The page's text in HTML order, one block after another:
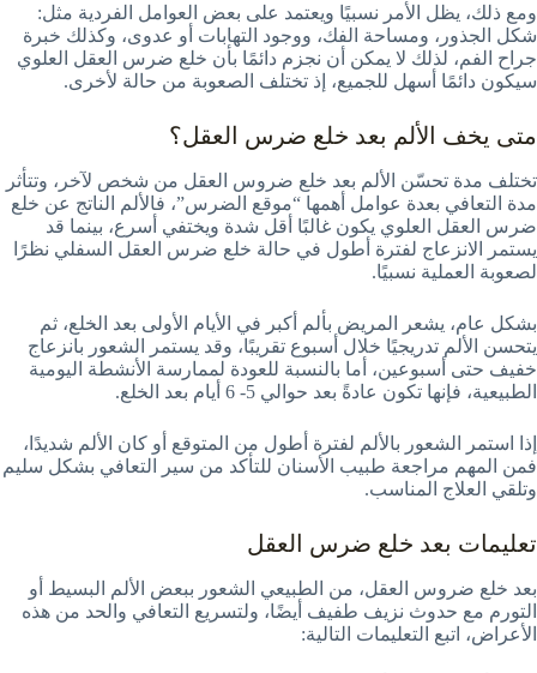
ومع ذلك، يظل الأمر نسبيًا ويعتمد على بعض العوامل الفردية مثل:
شكل الجذور، ومساحة الفك، ووجود التهابات أو عدوى، وكذلك خبرة
جراح الفم، لذلك لا يمكن أن نجزم دائمًا بأن خلع ضرس العقل العلوي
سيكون دائمًا أسهل للجميع، إذ تختلف الصعوبة من حالة لأخرى.
متى يخف الألم بعد خلع ضرس العقل؟
تختلف مدة تحسّن الألم بعد خلع ضروس العقل من شخص لآخر، وتتأثر
مدة التعافي بعدة عوامل أهمها “موقع الضرس”، فالألم الناتج عن خلع
ضرس العقل العلوي يكون غالبًا أقل شدة ويختفي أسرع، بينما قد
يستمر الانزعاج لفترة أطول في حالة خلع ضرس العقل السفلي نظرًا
لصعوبة العملية نسبيًا.
بشكل عام، يشعر المريض بألم أكبر في الأيام الأولى بعد الخلع، ثم
يتحسن الألم تدريجيًا خلال أسبوع تقريبًا، وقد يستمر الشعور بانزعاج
خفيف حتى أسبوعين، أما بالنسبة للعودة لممارسة الأنشطة اليومية
الطبيعية، فإنها تكون عادةً بعد حوالي 5- 6 أيام بعد الخلع.
إذا استمر الشعور بالألم لفترة أطول من المتوقع أو كان الألم شديدًا،
فمن المهم مراجعة طبيب الأسنان للتأكد من سير التعافي بشكل سليم
وتلقي العلاج المناسب.
تعليمات بعد خلع ضرس العقل
بعد خلع ضروس العقل، من الطبيعي الشعور ببعض الألم البسيط أو
التورم مع حدوث نزيف طفيف أيضًا، ولتسريع التعافي والحد من هذه
الأعراض، اتبع التعليمات التالية: